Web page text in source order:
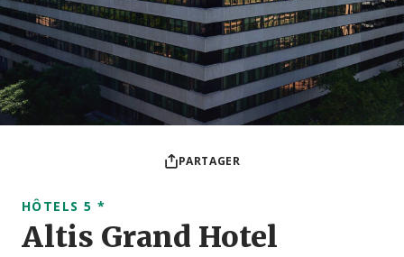
PARTAGER
HÔTELS 5 *
Altis Grand Hotel